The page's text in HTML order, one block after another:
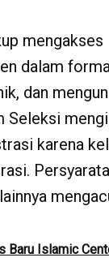
dalam
dan
Seleksi
karena
Baru Islamic